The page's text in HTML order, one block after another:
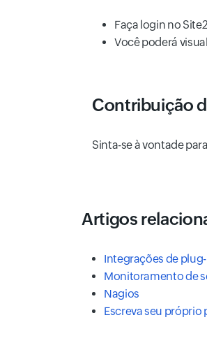
Faça login no
Você poderá
Contribuição
Sinta-se à vontade
Artigos
Integrações de
Monitoramento de
Nagios
Escreva seu próprio